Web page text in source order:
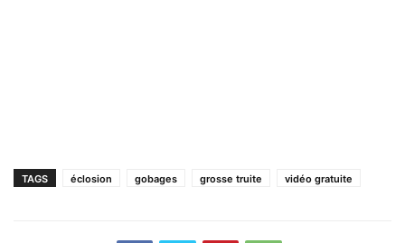
TAGS éclosion gobages grosse truite vidéo gratuite